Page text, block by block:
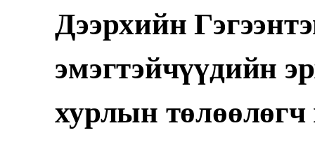
Дээрхийн
эмэгтэйчүүдийн
хурлын төлөөлөгч